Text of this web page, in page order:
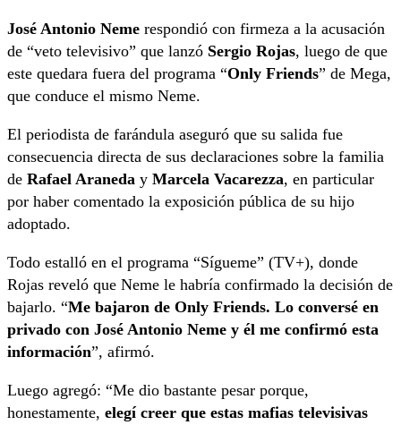
José Antonio Neme respondió con firmeza a la acusación
de “veto televisivo” que lanzó Sergio Rojas, luego de que
este quedara fuera del programa “Only Friends” de Mega,
que conduce el mismo Neme.
El periodista de farándula aseguró que su salida fue
consecuencia directa de sus declaraciones sobre la familia
de Rafael Araneda y Marcela Vacarezza, en particular
por haber comentado la exposición pública de su hijo
adoptado.
Todo estalló en el programa “Sígueme” (TV+), donde
Rojas reveló que Neme le habría confirmado la decisión de
bajarlo. “Me bajaron de Only Friends. Lo conversé en
privado con José Antonio Neme y él me confirmó esta
información”, afirmó.
Luego agregó: “Me dio bastante pesar porque,
honestamente, elegí creer que estas mafias televisivas